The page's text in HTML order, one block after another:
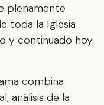
plenamente
toda la Iglesia
y continuado hoy
combina
análisis de la